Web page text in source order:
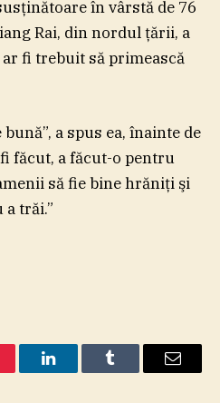
în vârstă de 76
Rai, din nordul ţării, a
fi trebuit să primească
a spus ea, înainte de
făcut, a făcut-o pentru
să fie bine hrăniţi şi
trăi.”
LinkedInTumblr Email